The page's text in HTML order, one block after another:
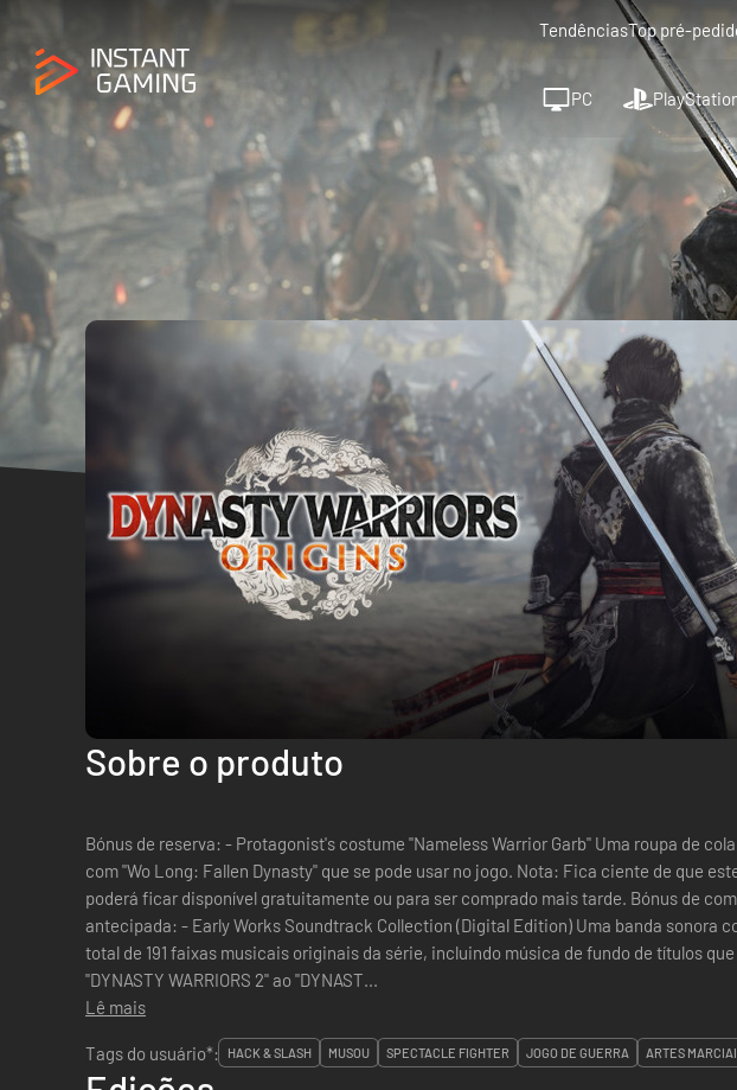
TendênciasTop pré-
PC
Sobre o produto
Bónus de reserva: - Protagonist's costume "Nameless Warrior Garb" Uma roupa de
com "Wo Long: Fallen Dynasty" que se pode usar no jogo. Nota: Fica ciente de que
poderá ficar disponível gratuitamente ou para ser comprado mais tarde. Bónus de compra
antecipada: - Early Works Soundtrack Collection (Digital Edition) Uma banda sonora
total de 191 faixas musicais originais da série, incluindo música de fundo de títulos
"DYNASTY WARRIORS 2" ao "DYNAST...
Lê mais
Tags do usuário*:
HACK & SLASH MUSOU SPECTACLE FIGHTER JOGO DE GUERRA ARTES